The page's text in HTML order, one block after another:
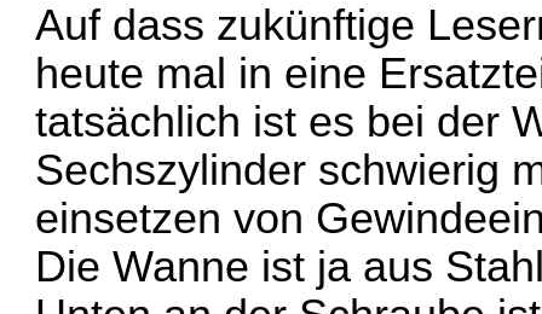
Auf dass zukünftige
heute mal in eine
tatsächlich ist es bei der
Sechszylinder schwierig
einsetzen von
Die Wanne ist ja aus